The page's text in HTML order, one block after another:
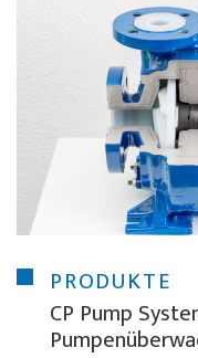
PRODUKTE
CP Pump